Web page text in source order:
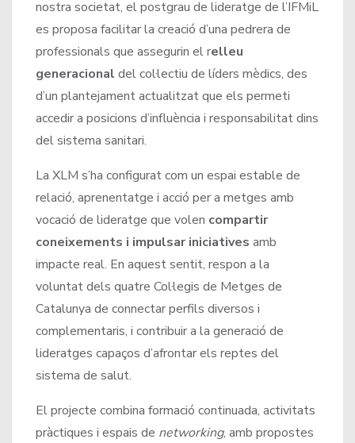
nostra societat, el postgrau de lideratge de l’IFMiL
es proposa facilitar la creació d’una pedrera de
professionals que assegurin el relleu
generacional del col·lectiu de líders mèdics, des
d’un plantejament actualitzat que els permeti
accedir a posicions d’influència i responsabilitat dins
del sistema sanitari.
La XLM s’ha configurat com un espai estable de
relació, aprenentatge i acció per a metges amb
vocació de lideratge que volen compartir
coneixements i impulsar iniciatives amb
impacte real. En aquest sentit, respon a la
voluntat dels quatre Col·legis de Metges de
Catalunya de connectar perfils diversos i
complementaris, i contribuir a la generació de
lideratges capaços d’afrontar els reptes del
sistema de salut.
El projecte combina formació continuada, activitats
pràctiques i espais de networking, amb propostes